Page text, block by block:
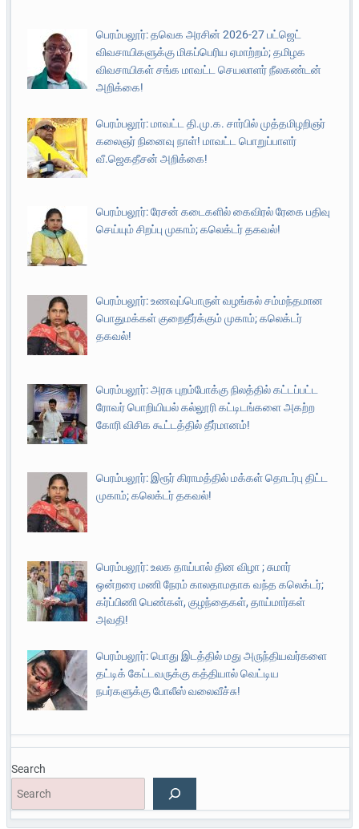
பெரம்பலூர்: தவெக அரசின் 2026-27 பட்ஜெட்
விவசாயிகளுக்கு மிகப்பெரிய ஏமாற்றம்; தமிழக
விவசாயிகள் சங்க மாவட்ட செயலாளர் நீலகண்டன்
அறிக்கை!
பெரம்பலூர்: மாவட்ட தி.மு.க. சார்பில் முத்தமிழறிஞர்
கலைஞர் நினைவு நாள்! மாவட்ட பொறுப்பாளர்
வீ.ஜெகதீசன் அறிக்கை!
பெரம்பலூர்: ரேசன் கடைகளில் கைவிரல் ரேகை பதிவு
செய்யும் சிறப்பு முகாம்; கலெக்டர் தகவல்!
பெரம்பலூர்: உணவுப்பொருள் வழங்கல் சம்மந்தமான
பொதுமக்கள் குறைதீர்க்கும் முகாம்; கலெக்டர்
தகவல்!
பெரம்பலூர்: அரசு புறம்போக்கு நிலத்தில் கட்டப்பட்ட
ரோவர் பொறியியல் கல்லூரி கட்டிடங்களை அகற்ற
கோரி விசிக கூட்டத்தில் தீர்மானம்!
பெரம்பலூர்: இரூர் கிராமத்தில் மக்கள் தொடர்பு திட்ட
முகாம்; கலெக்டர் தகவல்!
பெரம்பலூர்: உலக தாய்பால் தின விழா ; சுமார்
ஒன்றரை மணி நேரம் காலதாமதாக வந்த கலெக்டர்;
கர்ப்பிணி பெண்கள், குழந்தைகள், தாய்மார்கள்
அவதி!
பெரம்பலூர்: பொது இடத்தில் மது அருந்தியவர்களை
தட்டிக் கேட்டவருக்கு கத்தியால் வெட்டிய
நபர்களுக்கு போலீஸ் வலைவீச்சு!
Search